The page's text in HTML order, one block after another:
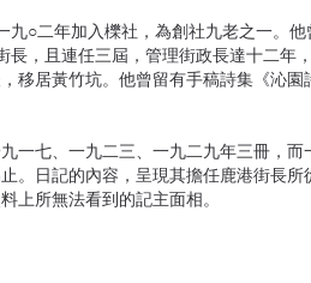
○二年加入櫟社，為創社九老之一。他
，且連任三屆，管理街政長達十二年
移居黃竹坑。他曾留有手稿詩集《沁園
一七、一九二三、一九二九年三冊，而
。日記的內容，呈現其擔任鹿港街長所
上所無法看到的記主面相。